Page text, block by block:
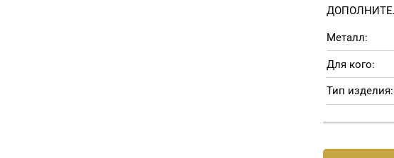
Металл:
Для кого:
Тип изделия: